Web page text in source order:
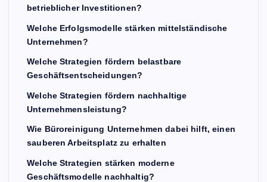
betrieblicher Investitionen?
Welche Erfolgsmodelle stärken mittelständische
Unternehmen?
Welche Strategien fördern belastbare
Geschäftsentscheidungen?
Welche Strategien fördern nachhaltige
Unternehmensleistung?
Wie Büroreinigung Unternehmen dabei hilft, einen
sauberen Arbeitsplatz zu erhalten
Welche Strategien stärken moderne
Geschäftsmodelle nachhaltig?